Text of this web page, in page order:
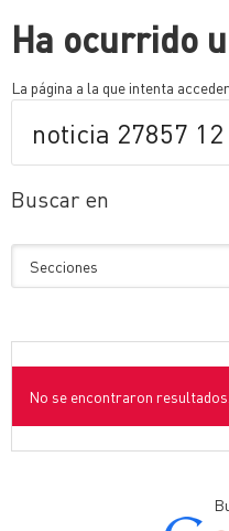
Ha ocurrido
La página a la que intenta
Buscar en
No se encontraron